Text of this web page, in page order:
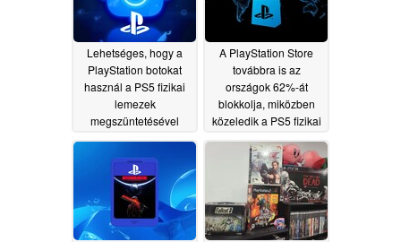
Lehetséges, hogy a
PlayStation botokat
használ a PS5 fizikai
lemezek
megszüntetésével
tiltakozások
ellensúlyozására.
07/18/2026
A PlayStation Store
továbbra is az
országok 62%-át
blokkolja, miközben
közeledik a PS5 fizikai
vége07/15/2026